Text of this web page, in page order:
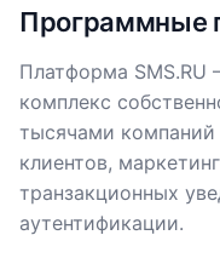
Программные
Платформа
комплекс
тысячами
клиентов,
транзакционных
аутентификации.